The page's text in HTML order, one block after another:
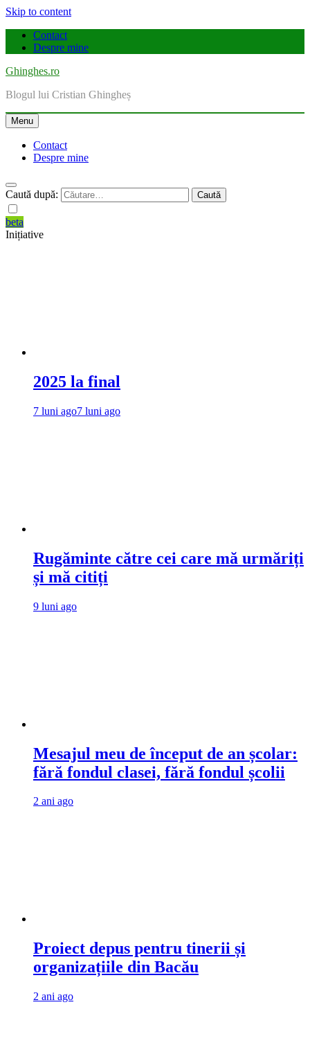
Skip to content
Contact
Despre mine
Ghinghes.ro
Blogul lui Cristian Ghingheș
Menu
Contact
Despre mine
Caută după:
beta
Inițiative
2025 la final
7 luni ago7 luni ago
Rugăminte către cei care mă urmăriți
și mă citiți
9 luni ago
Mesajul meu de început de an școlar:
fără fondul clasei, fără fondul școlii
2 ani ago
Proiect depus pentru tinerii și
organizațiile din Bacău
2 ani ago